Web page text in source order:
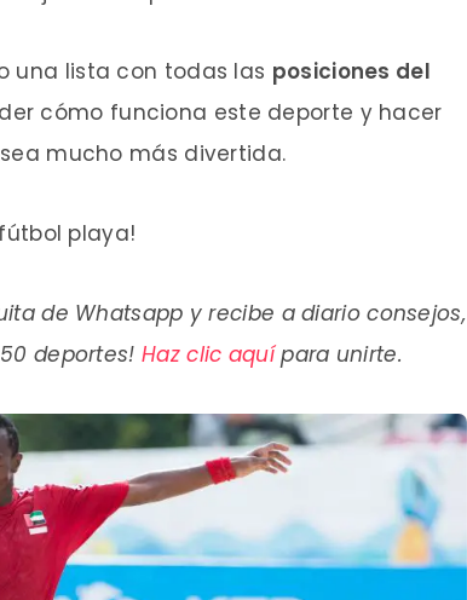
una lista con todas las posiciones del
cómo funciona este deporte y hacer
mucho más divertida.
playa!
de Whatsapp y recibe a diario consejos,
deportes! Haz clic aquípara unirte.